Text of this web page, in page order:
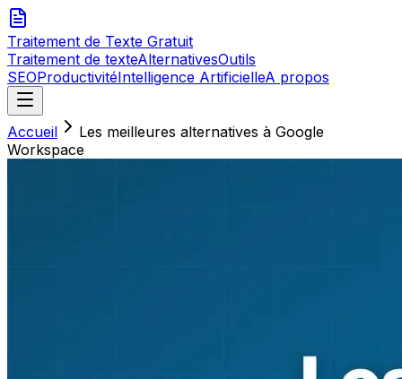
Traitement de Texte Gratuit
Traitement de texteAlternativesOutils
SEOProductivitéIntelligence ArtificielleA propos
Accueil
Les meilleures alternatives à Google
Workspace